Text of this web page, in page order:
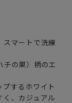
スマートで洗練
チの巣）柄のエ
するホワイト
く、カジュアル